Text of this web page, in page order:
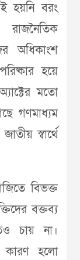
হয়নি বরং
অধিকাংশ
হয়ে
মতো
গণমাধ্যম
স্বার্থে
বিভক্ত
বক্তব্য
চায় না।
কারণ হলো